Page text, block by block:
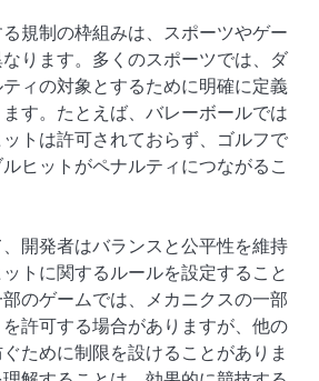
規制の枠組みは、スポーツやゲー
ります。多くのスポーツでは、ダ
ィの対象とするために明確に定義
す。たとえば、バレーボールでは
トは許可されておらず、ゴルフで
ヒットがペナルティにつながるこ
開発者はバランスと公平性を維持
トに関するルールを設定すること
のゲームでは、メカニクスの一部
許可する場合がありますが、他の
ために制限を設けることがありま